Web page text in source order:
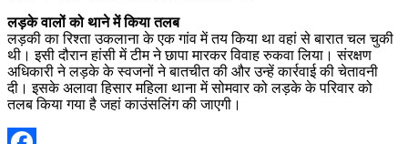
लड़के वालों को थाने में किया तलब
लड़की का रिश्ता उकलाना के एक गांव में तय किया था वहां से बारात चल चुकी
थी। इसी दौरान हांसी में टीम ने छापा मारकर विवाह रुकवा लिया। संरक्षण
अधिकारी ने लड़के के स्वजनों ने बातचीत की और उन्हें कार्रवाई की चेतावनी
दी। इसके अलावा हिसार महिला थाना में सोमवार को लड़के के परिवार को
तलब किया गया है जहां काउंसलिंग की जाएगी।